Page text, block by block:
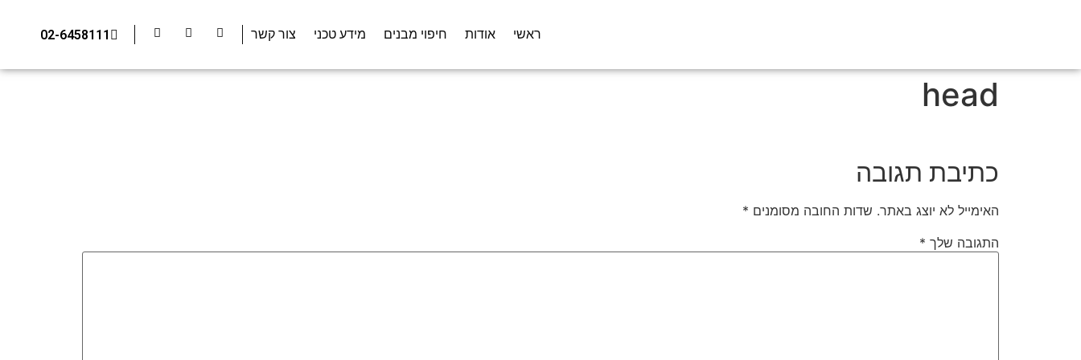
ראשי אודות חיפוי מבנים מידע טכני צור קשר 02-6458111
head
כתיבת תגובה
האימייל לא יוצג באתר. שדות החובה מסומנים *
התגובה שלך *